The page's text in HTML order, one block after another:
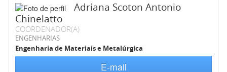
Adriana Scoton Antonio
Chinelatto
COORDENADOR(A)
ENGENHARIAS
Engenharia de Materiais e Metalúrgica
E-mail